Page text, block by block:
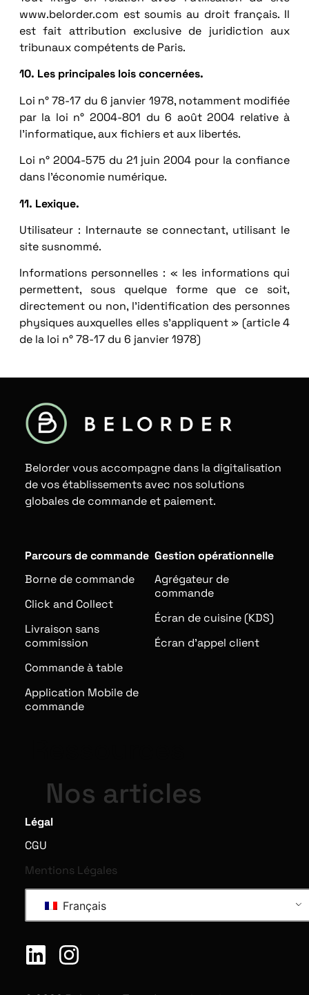
www.belorder.com est soumis au droit français. Il
est fait attribution exclusive de juridiction aux
tribunaux compétents de Paris.
10. Les principales lois concernées.
Loi n° 78-17 du 6 janvier 1978, notamment modifiée
par la loi n° 2004-801 du 6 août 2004 relative à
l’informatique, aux fichiers et aux libertés.
Loi n° 2004-575 du 21 juin 2004 pour la confiance
dans l’économie numérique.
11. Lexique.
Utilisateur : Internaute se connectant, utilisant le
site susnommé.
Informations personnelles : « les informations qui
permettent, sous quelque forme que ce soit,
directement ou non, l’identification des personnes
physiques auxquelles elles s’appliquent » (article 4
de la loi n° 78-17 du 6 janvier 1978)
Belorder vous accompagne dans la digitalisation
de vos établissements avec nos solutions
globales de commande et paiement.
Parcours de commande
Borne de commande
Click and Collect
Livraison sans
commission
Commande à table
Application Mobile de
commande
Gestion opérationnelle
Agrégateur de
commande
Écran de cuisine (KDS)
Écran d’appel client
Nos articles
Légal
CGU
Mentions Légales
Français